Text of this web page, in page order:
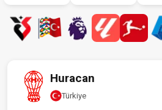
Huracan
Türkiye